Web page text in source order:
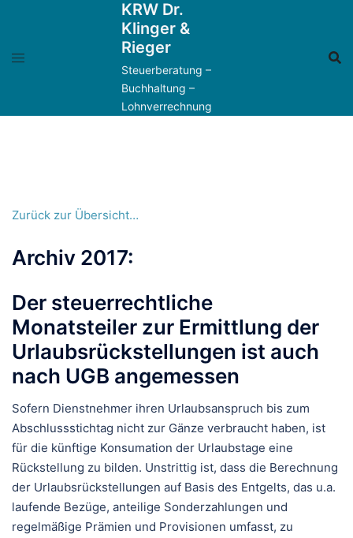
KRW Dr.
Klinger &
Rieger
Steuerberatung –
Buchhaltung –
Lohnverrechnung
Zurück zur Übersicht…
Archiv 2017:
Der steuerrechtliche
Monatsteiler zur Ermittlung der
Urlaubsrückstellungen ist auch
nach UGB angemessen
Sofern Dienstnehmer ihren Urlaubsanspruch bis zum
Abschlussstichtag nicht zur Gänze verbraucht haben, ist
für die künftige Konsumation der Urlaubstage eine
Rückstellung zu bilden. Unstrittig ist, dass die Berechnung
der Urlaubsrückstellungen auf Basis des Entgelts, das u.a.
laufende Bezüge, anteilige Sonderzahlungen und
regelmäßige Prämien und Provisionen umfasst, zu